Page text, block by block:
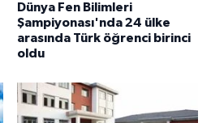
Dünya Fen Bilimleri
Şampiyonası'nda 24 ülke
arasında Türk öğrenci birinci
oldu